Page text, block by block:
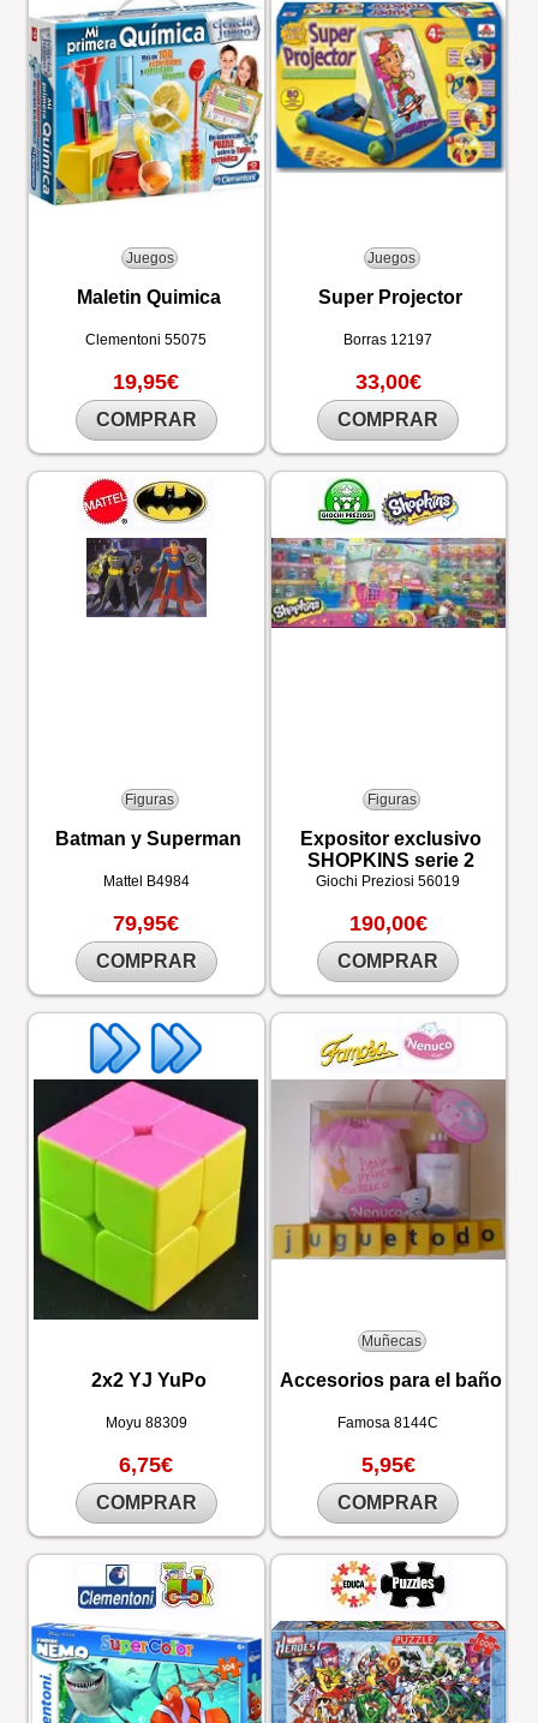
Juegos
Maletin Quimica
Clementoni55075
19,95€
COMPRAR
Juegos
Super Projector
Borras 12197
33,00€
COMPRAR
Figuras
Batman y Superman
Mattel B4984
79,95€
COMPRAR
Figuras
Expositor exclusivo
SHOPKINS serie 2
Giochi Preziosi56019
190,00€
COMPRAR
2x2 YJ YuPo
Moyu 88309
6,75€
COMPRAR
Muñecas
Accesorios para el baño
Famosa8144C
5,95€
COMPRAR